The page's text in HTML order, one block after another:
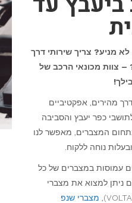
מניע? צריך שירותי דרך
צוות מכונאי הרכב של
מהירים, אפקטיביים
יותר מ – 15 שנה לתושבי כפר יעבץ והסביבה
המצברים, מאפשר לנו
נוחה ללקוח.
עמוסות במצברים של כל
ניתן למצוא את מצברי
מצברי שנפ